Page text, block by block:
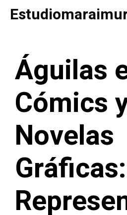
Saltar
Águilas
Cómics
Novelas
Gráficas: